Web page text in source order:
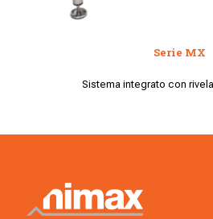
Serie MX
Sistema integrato con